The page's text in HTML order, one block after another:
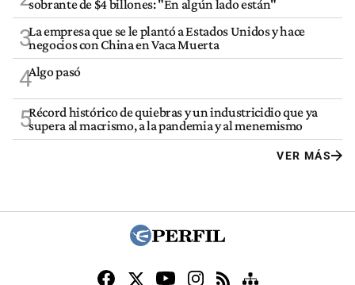
sobrante de $4 billones: "En algún lado están"
3La empresa que se le plantó a Estados Unidos y hace
negocios con China en Vaca Muerta
4Algo pasó
5Récord histórico de quiebras y un industricidio que ya
supera al macrismo, a la pandemia y al menemismo
VER MÁS